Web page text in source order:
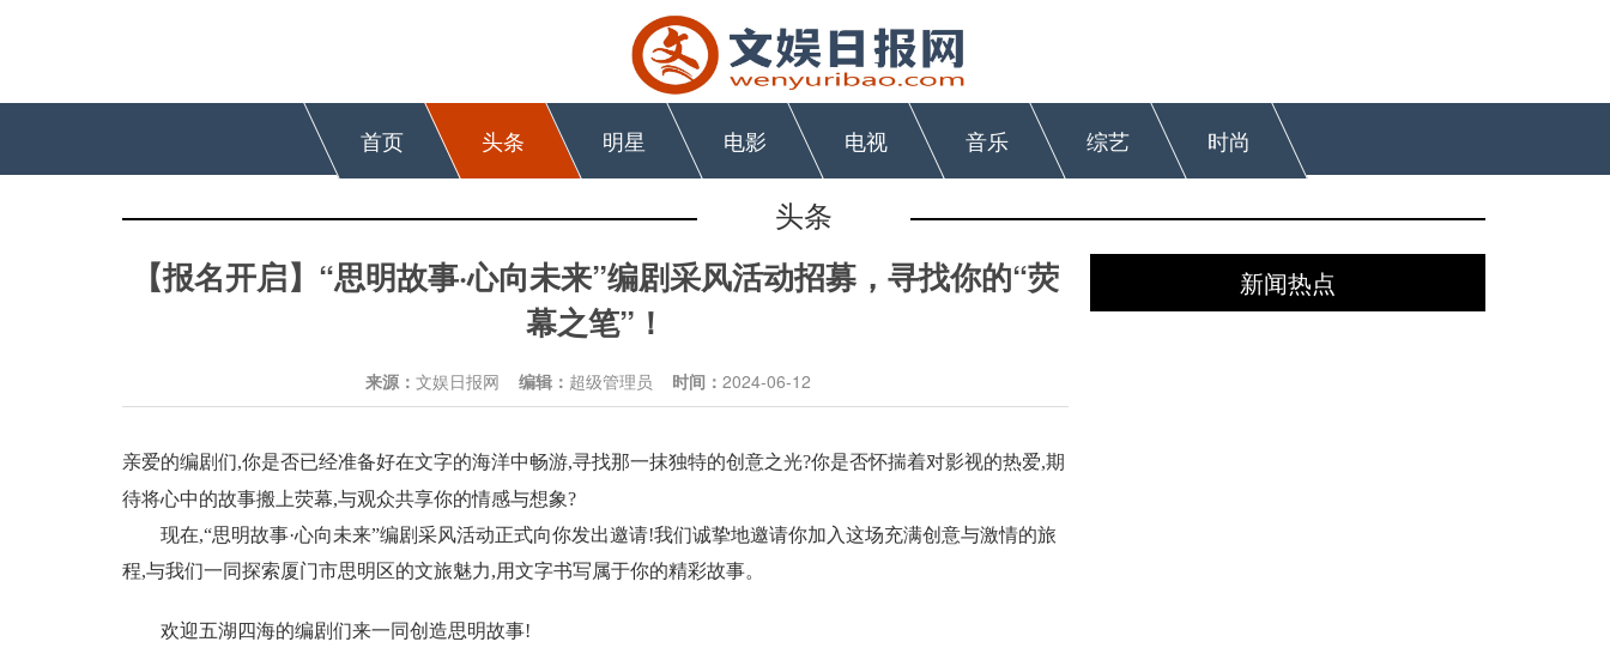
首页 头条 明星 电影 电视 音乐 综艺 时尚
头条
【报名开启】“思明故事·心向未来”编剧采风活动招募，寻找你的“荧
幕之笔”！
来源： 文娱日报网 编辑： 超级管理员 时间： 2024-06-12
亲爱的编剧们,你是否已经准备好在文字的海洋中畅游,寻找那一抹独特的创意之光?你是否怀揣着对影视的热爱,期
待将心中的故事搬上荧幕,与观众共享你的情感与想象?
现在,“思明故事·心向未来”编剧采风活动正式向你发出邀请!我们诚挚地邀请你加入这场充满创意与激情的旅
程,与我们一同探索厦门市思明区的文旅魅力,用文字书写属于你的精彩故事。
欢迎五湖四海的编剧们来一同创造思明故事!
新闻热点